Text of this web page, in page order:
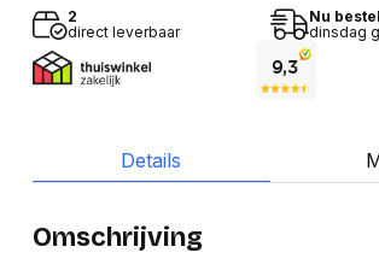
2
direct leverbaar
Nu
dinsdag
Details
Omschrijving